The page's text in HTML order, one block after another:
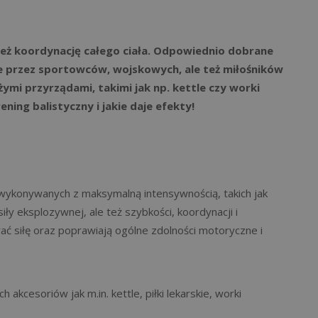
koordynację całego ciała. Odpowiednio dobrane
sportowców, wojskowych, ale też miłośników
przyrządami, takimi jak np. kettle czy worki
balistyczny i jakie daje efekty!
z maksymalną intensywnością, takich jak
eksplozywnej, ale też szybkości, koordynacji i
siłę oraz poprawiają ogólne zdolności motoryczne i
akcesoriów jak m.in. kettle, piłki lekarskie, worki